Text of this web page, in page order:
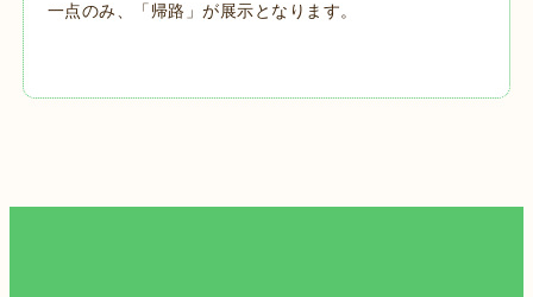
一点のみ、「帰路」が展示となります。